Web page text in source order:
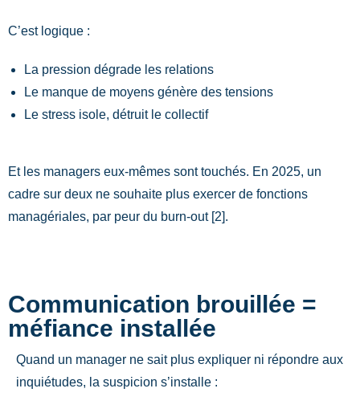
C’est logique :
La pression dégrade les relations
Le manque de moyens génère des tensions
Le stress isole, détruit le collectif
Et les managers eux-mêmes sont touchés. En 2025, un
cadre sur deux ne souhaite plus exercer de fonctions
managériales, par peur du burn-out [2].
Communication brouillée =
méfiance installée
Quand un manager ne sait plus expliquer ni répondre aux
inquiétudes, la suspicion s’installe :